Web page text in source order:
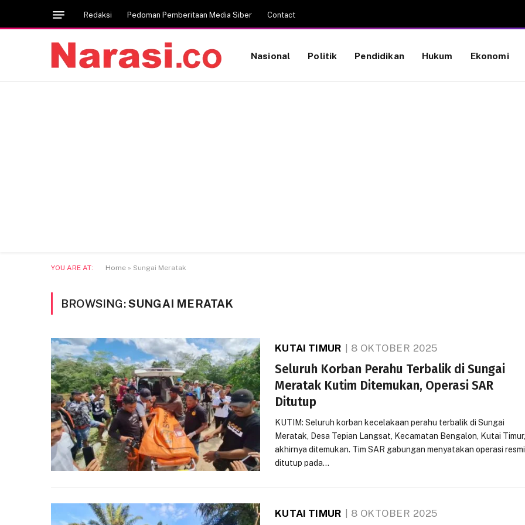
Redaksi Pedoman Pemberitaan Media Siber Contact
Nasional Politik Pendidikan Hukum Ekonomi
YOU ARE AT: Home » Sungai Meratak
BROWSING:SUNGAI MERATAK
KUTAI TIMUR 8 OKTOBER 2025
Seluruh Korban Perahu Terbalik di Sungai
Meratak Kutim Ditemukan, Operasi SAR
Ditutup
KUTIM: Seluruh korban kecelakaan perahu terbalik di Sungai
Meratak, Desa Tepian Langsat, Kecamatan Bengalon, Kutai
akhirnya ditemukan. Tim SAR gabungan menyatakan operasi resmi
ditutup pada…
KUTAI TIMUR 8 OKTOBER 2025